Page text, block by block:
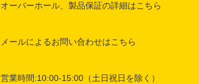
オーバーホール、製品保証の詳細はこちら
メールによるお問い合わせはこちら
営業時間:10:00-15:00（土日祝日を除く）